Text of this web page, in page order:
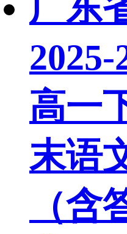
高一
末语
（含